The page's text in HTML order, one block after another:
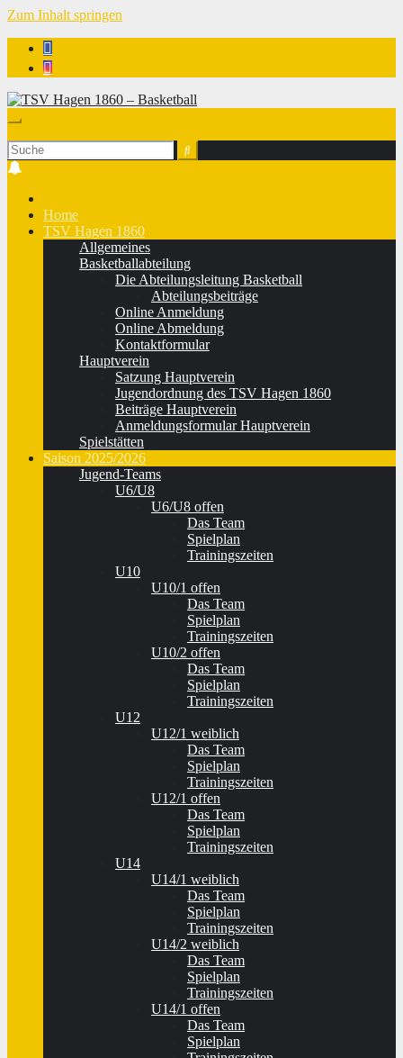
Zum Inhalt springen
Home
TSV Hagen 1860
Allgemeines
Basketballabteilung
Die Abteilungsleitung Basketball
Abteilungsbeiträge
Online Anmeldung
Online Abmeldung
Kontaktformular
Hauptverein
Satzung Hauptverein
Jugendordnung des TSV Hagen 1860
Beiträge Hauptverein
Anmeldungsformular Hauptverein
Spielstätten
Saison 2025/2026
Jugend-Teams
U6/U8
U6/U8 offen
Das Team
Spielplan
Trainingszeiten
U10
U10/1 offen
Das Team
Spielplan
Trainingszeiten
U10/2 offen
Das Team
Spielplan
Trainingszeiten
U12
U12/1 weiblich
Das Team
Spielplan
Trainingszeiten
U12/1 offen
Das Team
Spielplan
Trainingszeiten
U14
U14/1 weiblich
Das Team
Spielplan
Trainingszeiten
U14/2 weiblich
Das Team
Spielplan
Trainingszeiten
U14/1 offen
Das Team
Spielplan